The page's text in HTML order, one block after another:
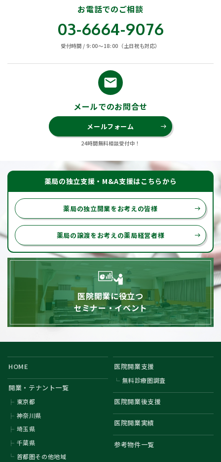
お電話でのご相談
03-6664-9076
受付時間 / 9:00〜18:00（土日祝も対応）
email
メールでのお問合せ
メールフォーム east
24時間無料相談受付中！
薬局の独立支援・M&A支援はこちらから
薬局の独立開業をお考えの皆様 east
薬局の譲渡をお考えの薬局経営者様 east
医院開業に役立つ
セミナー・イベント
HOME
開業・テナント一覧
東京都
神奈川県
埼玉県
千葉県
首都圏その他地域
医院開業支援
無料診療圏調査
医院開業後支援
医院開業実績
参考物件一覧